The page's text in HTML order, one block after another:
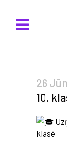
26 Jūn
10.
klasē